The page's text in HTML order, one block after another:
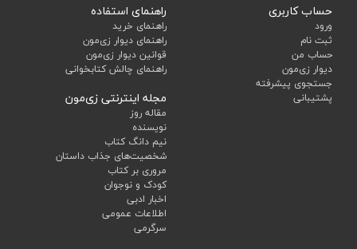
حساب کاربری
ورود
ثبت نام
حساب من
دیوار زی‌مون
جستجوی پیشرفته
پشتیبانی
راهنمای استفاده
راهنمای خرید
راهنمای دیوار زی‌مون
قوانین دیوار زی‌مون
راهنمای چالش کتابخوانی
مجله اینترنتی زی‌مون
مقاله روز
نویسنده
نیم دانگ کتاب
شخصیت‌های جذاب داستان
مروری بر کتاب
کودک و نوجوان
اخبار ادبی
اطلاعات عمومی
سرگرمی